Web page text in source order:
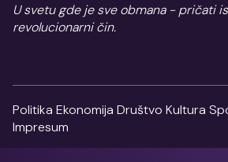
U svetu gde je sve obmana - pričati
revolucionarni čin.
Politika Ekonomija Društvo Kultura
Impresum